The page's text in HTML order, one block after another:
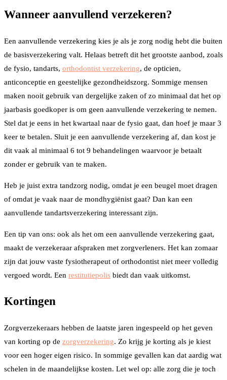
Wanneer aanvullend verzekeren?
Een aanvullende verzekering kies je als je zorg nodig hebt die buiten
de basisverzekering valt. Helaas betreft dit het grootste aanbod, zoals
de fysio, tandarts, orthodontist verzekering, de opticien,
anticonceptie en geestelijke gezondheidszorg. Sommige mensen
maken nooit gebruik van dergelijke zaken of zo minimaal dat het op
jaarbasis goedkoper is om geen aanvullende verzekering te nemen.
Stel dat je eens in het kwartaal naar de fysio gaat, dan hoef je maar 3
keer te betalen. Sluit je een aanvullende verzekering af, dan kost je
dit vaak al minimaal 6 tot 9 behandelingen waarvoor je betaalt
zonder er gebruik van te maken.
Heb je juist extra tandzorg nodig, omdat je een beugel moet dragen
of omdat je vaak naar de mondhygiënist gaat? Dan kan een
aanvullende tandartsverzekering interessant zijn.
Een tip van ons: ook als het om een aanvullende verzekering gaat,
maakt de verzekeraar afspraken met zorgverleners. Het kan zomaar
zijn dat jouw vaste fysiotherapeut of orthodontist niet meer volledig
vergoed wordt. Een restitutiepolis biedt dan vaak uitkomst.
Kortingen
Zorgverzekeraars hebben de laatste jaren ingespeeld op het geven
van korting op de zorgverzekering. Zo krijg je korting als je kiest
voor een hoger eigen risico. In sommige gevallen kan dat aardig wat
schelen in de maandelijkse kosten. Let wel op: alle zorg die je toch